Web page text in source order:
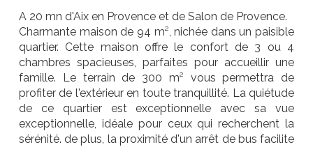
A 20 mn d'Aix en Provence et de Salon de Provence.
Charmante maison de 94 m², nichée dans un paisible
quartier. Cette maison offre le confort de 3 ou 4
chambres spacieuses, parfaites pour accueillir une
famille. Le terrain de 300 m² vous permettra de
profiter de l'extérieur en toute tranquillité. La quiétude
de ce quartier est exceptionnelle avec sa vue
exceptionnelle, idéale pour ceux qui recherchent la
sérénité. de plus, la proximité d'un arrêt de bus facilite